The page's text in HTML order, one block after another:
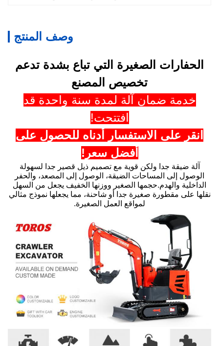
وصف المنتج
الحفارات الصغيرة التي تباع بشدة تدعم
تخصيص المصنع
خدمة ضمان آلة لمدة سنة واحدة قد
افتتحت!
انقر على الاستفسار أدناه للحصول على
أفضل سعر!
آلة ضيقة جدا ولكن قوية مع تصميم ذيل قصير جدا لسهولة
الوصول إلى المساحات الضيقة، الوصول إلى المصعد، والحفر
الداخلية والهدم.حجمها الصغير ووزنها الخفيف يجعل من السهل
نقلها على مقطورة صغيرة جدا أو شاحنة، مما يجعلها نموذج مثالي
لمواقع العمل الصغيرة.